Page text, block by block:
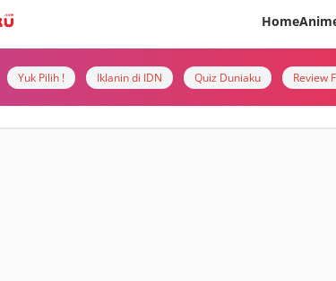
Home
Yuk Pilih ! Iklanin di IDN Quiz Duniaku Review